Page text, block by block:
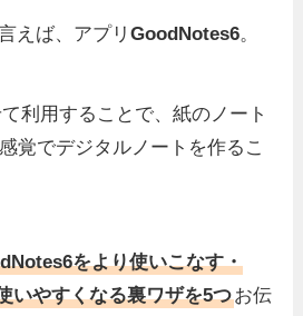
えば、アプリGoodNotes6。
利用することで、紙のノート
覚でデジタルノートを作るこ
をより使いこなす・
いやすくなる裏ワザを5つお伝